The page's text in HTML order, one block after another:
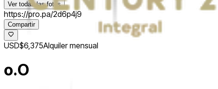
Ver todas las fotos
https://pro.pa/2d6p4j9
Compartir
USD$6,375Alquiler mensual
o.O